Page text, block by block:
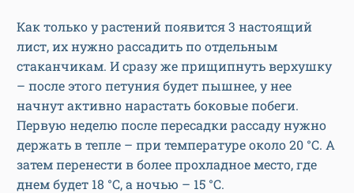
Как только у растений появится 3 настоящий
лист, их нужно рассадить по отдельным
стаканчикам. И сразу же прищипнуть верхушку
– после этого петуния будет пышнее, у нее
начнут активно нарастать боковые побеги.
Первую неделю после пересадки рассаду нужно
держать в тепле – при температуре около 20 °С. А
затем перенести в более прохладное место, где
днем будет 18 °С, а ночью – 15 °С.